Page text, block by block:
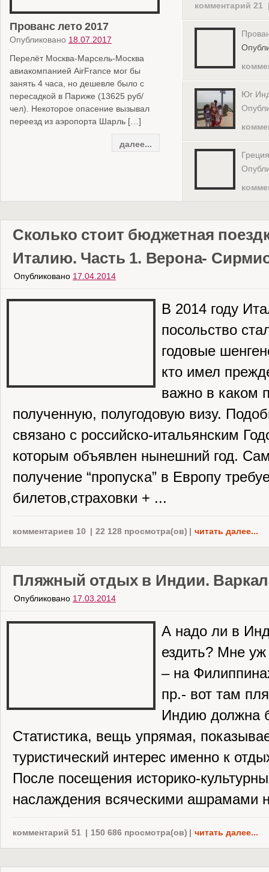
Прованс лето 2017
Опубликовано 18.07.2017
Перелёт Москва-Марсель-Москва
авиакомпанией AirFrance мог бы
занять 4 часа, но дешевле было с
пересадкой в Париже (13625 руб/
чел). Некоторое опасение вызывал
переезд из аэропорта Шарль […]
далее...
Юг Индостана-Каньякумари
Опубликовано 28.01.2012
Чтобы Индию полюбить, в нее надо
поверить. В прямом смысле: верить
учениям гуру, основавших ашрамы, в
волшебные свойства йоги и
аюрведы, в многочисленных богов.
Посещать […]
далее...
комментарий 21
Юг
Сколько стоит бюджетная
Италию. Часть 1. Верона-
Опубликовано 17.04.2014
В 2014 году
посольство
годовые
кто имел
важно в каком
полученную, полугодовую визу.
связано с российско-итальянским
которым объявлен нынешний год.
получение “пропуска” в Европу
билетов,страховки + ...
комментариев 10 | 22 128 просмотра(ов) | читать далее...
Пляжный отдых в Индии.
Опубликовано 17.03.2014
А надо ли в
ездить? Мне
– на
пр.- вот там
Индию должна
Статистика, вещь упрямая,
туристический интерес именно к
После посещения историко-
наслаждения всяческими ашрамами
комментарий 51 | 150 686 просмотра(ов) | читать далее...